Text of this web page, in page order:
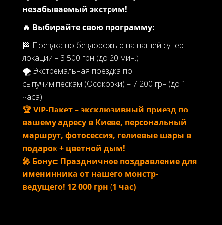
незабываемый экстрим!
🔥 Выбирайте свою программу:
🏁 Поездка по бездорожью на нашей супер-
локации – 3 500 грн (до 20 мин.)
🌪 Экстремальная поездка по
сыпучим пескам (Осокорки) – 7 200 грн (до 1
часа)
🏆 VIP-Пакет – эксклюзивный приезд по
вашему адресу в Киеве, персональный
маршрут, фотосессия, гелиевые шары в
подарок + цветной дым!
🎤 Бонус: Праздничное поздравление для
именинника от нашего монстр-
ведущего! 12 000 грн (1 час)